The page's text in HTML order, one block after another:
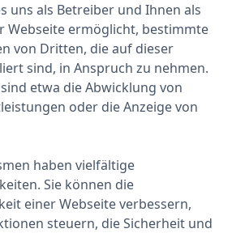
uns als Betreiber und Ihnen als
Webseite ermöglicht, bestimmte
von Dritten, die auf dieser
sind, in Anspruch zu nehmen.
etwa die Abwicklung von
oder die Anzeige von
haben vielfältige
Sie können die
einer Webseite verbessern,
steuern, die Sicherheit und